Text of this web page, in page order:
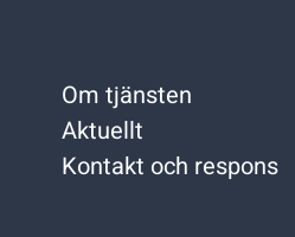
Om tjänsten
Aktuellt
Kontakt och respons